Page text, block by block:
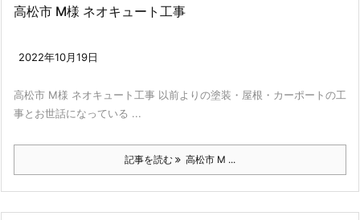
高松市 M様 ネオキュート工事
2022年10月19日
高松市 M様 ネオキュート工事 以前よりの塗装・屋根・カーポートの工
事とお世話になっている ...
記事を読む 高松市 M ...